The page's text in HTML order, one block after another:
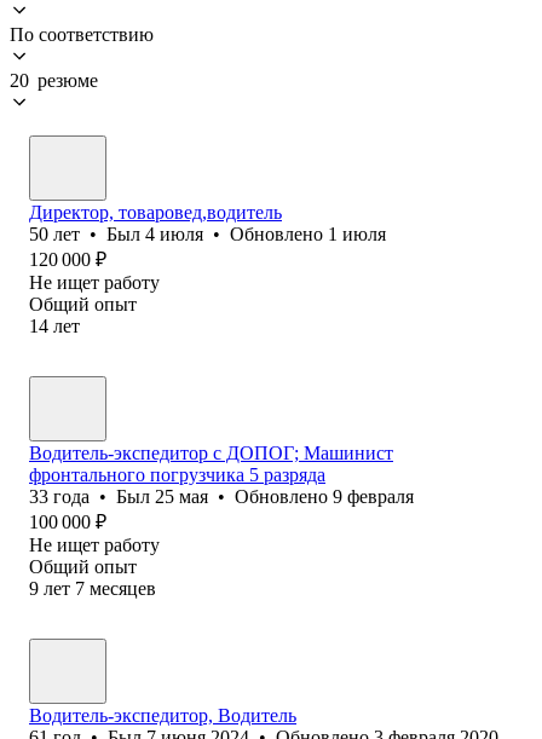
По соответствию
20 резюме
Директор, товаровед,водитель
50 лет • Был 4 июля • Обновлено 1 июля
120 000 ₽
Не ищет работу
Общий опыт
14 лет
Водитель-экспедитор с ДОПОГ; Машинист
фронтального погрузчика 5 разряда
33 года • Был 25 мая • Обновлено 9 февраля
100 000 ₽
Не ищет работу
Общий опыт
9 лет 7 месяцев
Водитель-экспедитор, Водитель